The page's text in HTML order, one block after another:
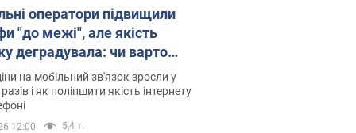
оператори підвищили
"до межі", але якість
деградувала: чи варто
на ціни
на мобільний зв'язок зросли у
і як поліпшити якість інтернету
12:00 5,4 т.